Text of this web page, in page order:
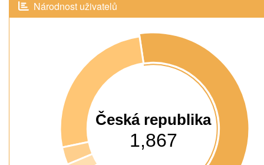
Národnost uživatelů
Česká republika
1,867